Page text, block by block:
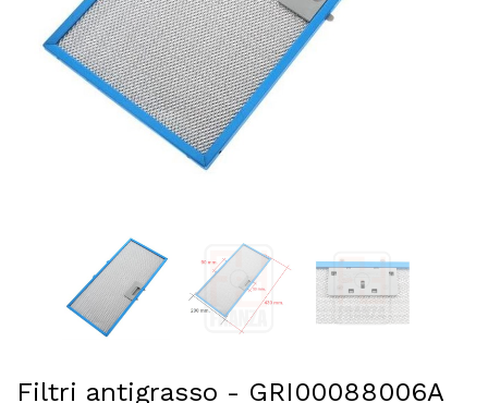
Filtri antigrasso - GRI00088006A